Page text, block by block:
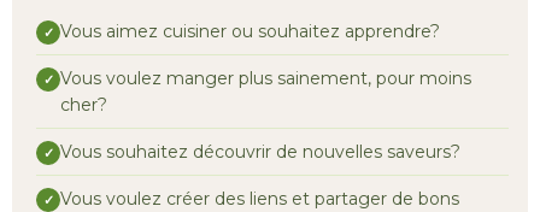
Vous aimez cuisiner ou souhaitez apprendre?
Vous voulez manger plus sainement, pour moins
cher?
Vous souhaitez découvrir de nouvelles saveurs?
Vous voulez créer des liens et partager de bons